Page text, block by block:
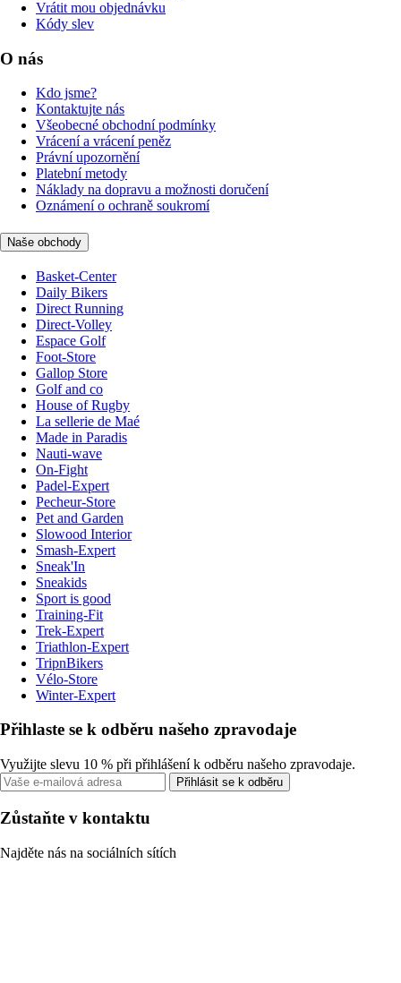
Vrátit mou objednávku
Kódy slev
O nás
Kdo jsme?
Kontaktujte nás
Všeobecné obchodní podmínky
Vrácení a vrácení peněz
Právní upozornění
Platební metody
Náklady na dopravu a možnosti doručení
Oznámení o ochraně soukromí
Naše obchody
Basket-Center
Daily Bikers
Direct Running
Direct-Volley
Espace Golf
Foot-Store
Gallop Store
Golf and co
House of Rugby
La sellerie de Maé
Made in Paradis
Nauti-wave
On-Fight
Padel-Expert
Pecheur-Store
Pet and Garden
Slowood Interior
Smash-Expert
Sneak'In
Sneakids
Sport is good
Training-Fit
Trek-Expert
Triathlon-Expert
TripnBikers
Vélo-Store
Winter-Expert
Přihlaste se k odběru našeho zpravodaje
Využijte slevu 10 % při přihlášení k odběru našeho zpravodaje.
Přihlásit se k odběru
Zůstaňte v kontaktu
Najděte nás na sociálních sítích